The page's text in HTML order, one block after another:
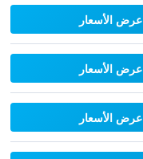
عرض الأسعار
عرض الأسعار
عرض الأسعار